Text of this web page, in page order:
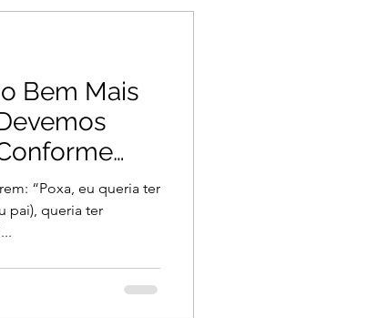
Bem Mais
“Poxa, eu queria ter
pai), queria ter